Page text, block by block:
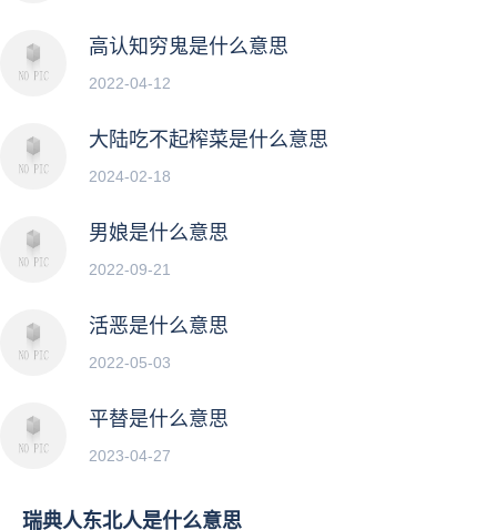
高认知穷鬼是什么意思
2022-04-12
大陆吃不起榨菜是什么意思
2024-02-18
男娘是什么意思
2022-09-21
活恶是什么意思
2022-05-03
平替是什么意思
2023-04-27
瑞典人东北人是什么意思